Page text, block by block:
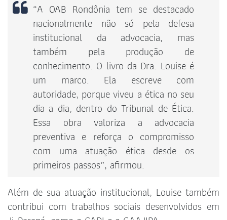
“A OAB Rondônia tem se destacado
nacionalmente não só pela defesa
institucional da advocacia, mas
também pela produção de
conhecimento. O livro da Dra. Louise é
um marco. Ela escreve com
autoridade, porque viveu a ética no seu
dia a dia, dentro do Tribunal de Ética.
Essa obra valoriza a advocacia
preventiva e reforça o compromisso
com uma atuação ética desde os
primeiros passos”, afirmou.
Além de sua atuação institucional, Louise também
contribui com trabalhos sociais desenvolvidos em